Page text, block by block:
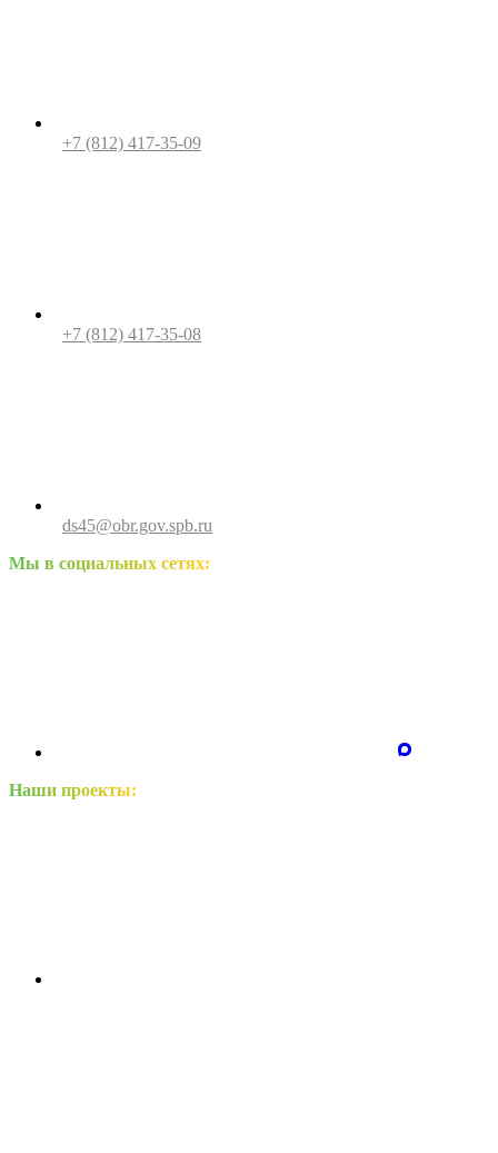
+7 (812) 417-35-09
+7 (812) 417-35-08
ds45@obr.gov.spb.ru
Мы в социальных сетях:
Наши проекты: